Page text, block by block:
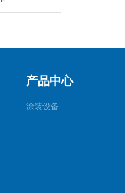
产品中心
涂装设备